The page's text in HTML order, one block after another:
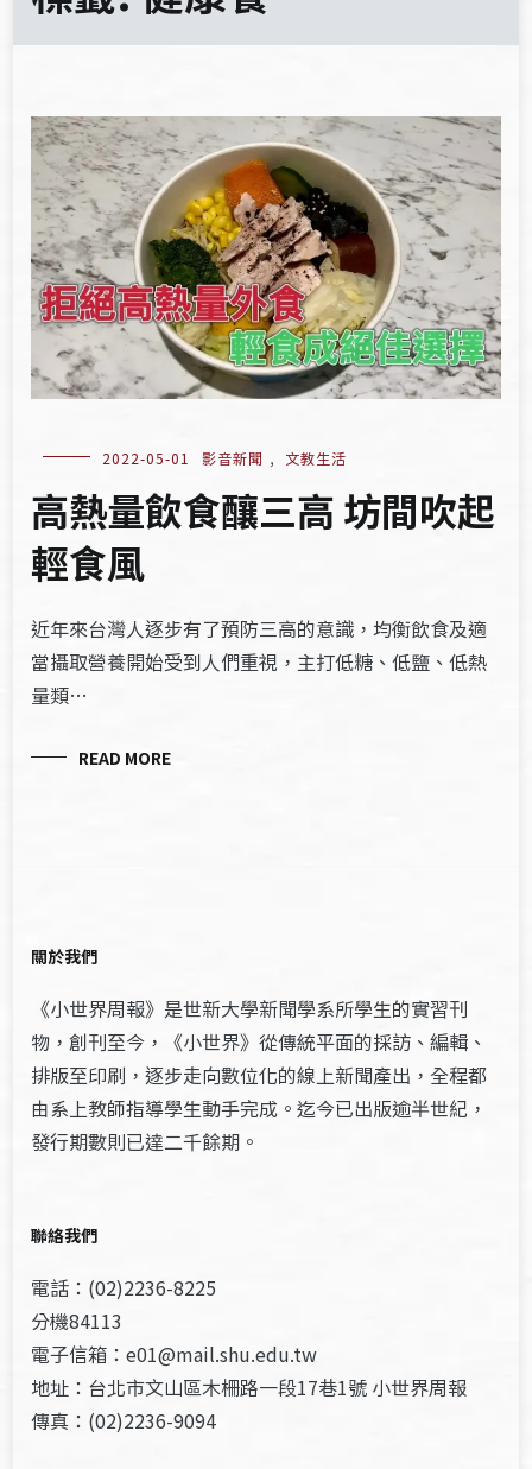
2022-05-01 影音新聞 , 文教生活
高熱量飲食釀三高 坊間吹起
輕食風
近年來台灣人逐步有了預防三高的意識，均衡飲食及適
當攝取營養開始受到人們重視，主打低糖、低鹽、低熱
量類…
READ MORE
關於我們
《小世界周報》是世新大學新聞學系所學生的實習刊
物，創刊至今，《小世界》從傳統平面的採訪、編輯、
排版至印刷，逐步走向數位化的線上新聞產出，全程都
由系上教師指導學生動手完成。迄今已出版逾半世紀，
發行期數則已達二千餘期。
聯絡我們
電話：(02)2236-8225
分機84113
電子信箱：e01@mail.shu.edu.tw
地址：台北市文山區木柵路一段17巷1號 小世界周報
傳真：(02)2236-9094